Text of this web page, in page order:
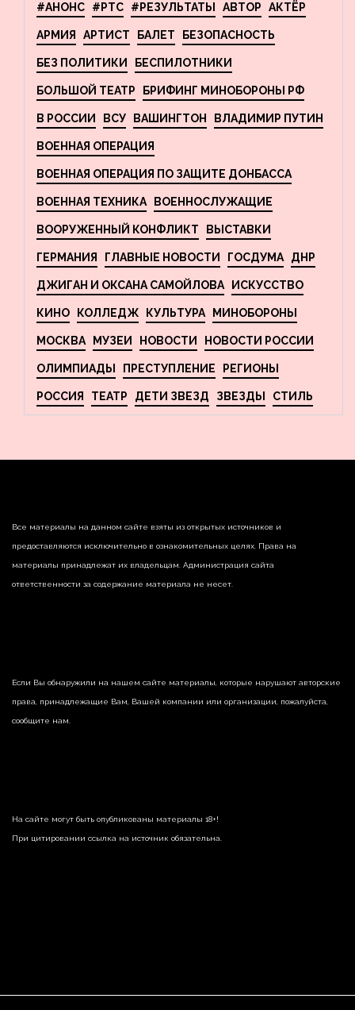
#АНОНС #РТС #РЕЗУЛЬТАТЫ АВТОР АКТЁР
АРМИЯ АРТИСТ БАЛЕТ БЕЗОПАСНОСТЬ
БЕЗ ПОЛИТИКИ БЕСПИЛОТНИКИ
БОЛЬШОЙ ТЕАТР БРИФИНГ МИНОБОРОНЫ РФ
В РОССИИ ВСУ ВАШИНГТОН ВЛАДИМИР ПУТИН
ВОЕННАЯ ОПЕРАЦИЯ
ВОЕННАЯ ОПЕРАЦИЯ ПО ЗАЩИТЕ ДОНБАССА
ВОЕННАЯ ТЕХНИКА ВОЕННОСЛУЖАЩИЕ
ВООРУЖЕННЫЙ КОНФЛИКТ ВЫСТАВКИ
ГЕРМАНИЯ ГЛАВНЫЕ НОВОСТИ ГОСДУМА ДНР
ДЖИГАН И ОКСАНА САМОЙЛОВА ИСКУССТВО
КИНО КОЛЛЕДЖ КУЛЬТУРА МИНОБОРОНЫ
МОСКВА МУЗЕИ НОВОСТИ НОВОСТИ РОССИИ
ОЛИМПИАДЫ ПРЕСТУПЛЕНИЕ РЕГИОНЫ
РОССИЯ ТЕАТР ДЕТИ ЗВЕЗД ЗВЕЗДЫ СТИЛЬ
Все материалы на данном сайте взяты из открытых источников и
предоставляются исключительно в ознакомительных целях. Права на
материалы принадлежат их владельцам. Администрация сайта
ответственности за содержание материала не несет.
Если Вы обнаружили на нашем сайте материалы, которые нарушают авторские
права, принадлежащие Вам, Вашей компании или организации, пожалуйста,
сообщите нам.
На сайте могут быть опубликованы материалы 18+!
При цитировании ссылка на источник обязательна.